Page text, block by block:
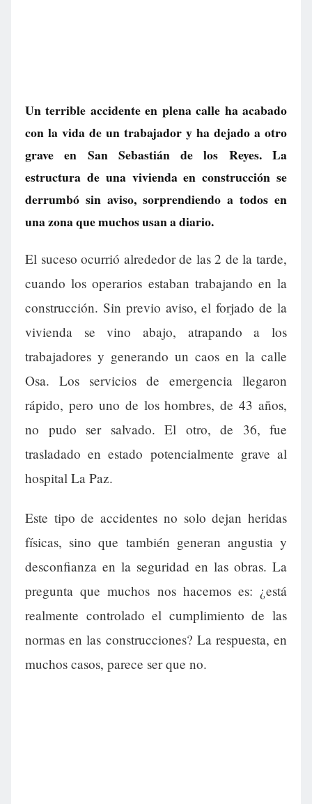
Un terrible accidente en plena calle ha acabado
con la vida de un trabajador y ha dejado a otro
grave en San Sebastián de los Reyes. La
estructura de una vivienda en construcción se
derrumbó sin aviso, sorprendiendo a todos en
una zona que muchos usan a diario.
El suceso ocurrió alrededor de las 2 de la tarde,
cuando los operarios estaban trabajando en la
construcción. Sin previo aviso, el forjado de la
vivienda se vino abajo, atrapando a los
trabajadores y generando un caos en la calle
Osa. Los servicios de emergencia llegaron
rápido, pero uno de los hombres, de 43 años,
no pudo ser salvado. El otro, de 36, fue
trasladado en estado potencialmente grave al
hospital La Paz.
Este tipo de accidentes no solo dejan heridas
físicas, sino que también generan angustia y
desconfianza en la seguridad en las obras. La
pregunta que muchos nos hacemos es: ¿está
realmente controlado el cumplimiento de las
normas en las construcciones? La respuesta, en
muchos casos, parece ser que no.